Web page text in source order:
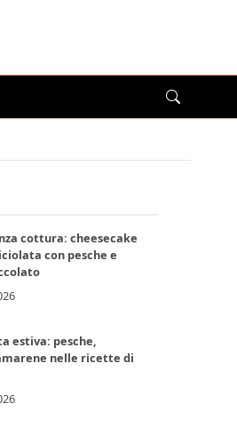
cottura: cheesecake
con pesche e
estiva: pesche,
nelle ricette di